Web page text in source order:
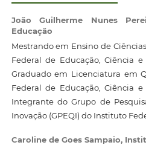
João Guilherme Nunes
Educação
Mestrando em Ensino de
Federal de Educação, Ciência e
Graduado em Licenciatura em
Federal de Educação, Ciência e
Integrante do Grupo de
Inovação (GPEQI) do Instituto
Caroline de Goes Sampaio,